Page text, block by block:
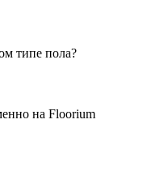
типе пола?
на Floorium